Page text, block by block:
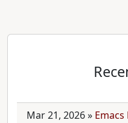
Mar 21, 2026»